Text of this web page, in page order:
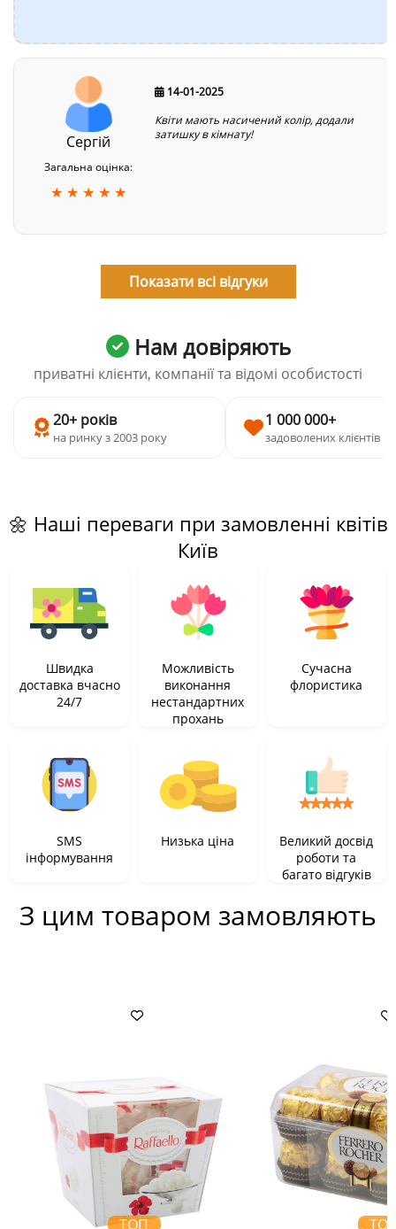
Сергій
Загальна оцінка:
★ ★ ★ ★ ★
14-01-2025
Квіти мають насичений колір, додали
затишку в кімнату!
Показати всі відгуки
Нам довіряють
приватні клієнти, компанії та відомі особистості
20+ років
на ринку з 2003 року
1 000 000+
задоволених клієнтів
🌼 Наші переваги при замовленні квітів
Київ
Швидка
доставка вчасно
24/7
Можливість
виконання
нестандартних
прохань
Сучасна
флористика
SMS
інформування
Низька ціна
Великий досвід
роботи та
багато відгуків
З цим товаром замовляють
ТОП